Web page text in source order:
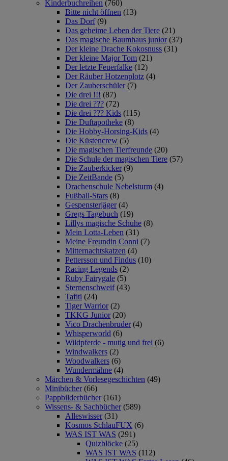
Kinderbuchreihen (760)
Bitte nicht öffnen (13)
Das Dorf (9)
Das geheime Leben der Tiere (21)
Das magische Baumhaus junior (37)
Der kleine Drache Kokosnuss (31)
Der kleine Major Tom (21)
Der letzte Feuerfalke (12)
Der Räuber Hotzenplotz (4)
Der Zauberschüler (7)
Die drei !!! (87)
Die drei ??? (72)
Die drei ??? Kids (115)
Die Duftapotheke (8)
Die Hobby-Horsing-Kids (4)
Die Küstencrew (5)
Die magischen Tierfreunde (20)
Die Schule der magischen Tiere (57)
Die Zauberkicker (9)
Die ZeitBande (5)
Drachenschule Nebelsturm (4)
Fußball-Stars (8)
Gespensterjäger (4)
Gregs Tagebuch (19)
Lillys magische Schuhe (8)
Mein Lotta-Leben (31)
Meine Freundin Conni (7)
Mitternachtskatzen (4)
Pettersson und Findus (10)
Racing Legends (2)
Ruby Fairygale (5)
Sternenschweif (43)
Tafiti (24)
Tiger Warrior (2)
TKKG Junior (20)
Vico Drachenbruder (4)
Whisperworld (6)
Wildpferde - mutig und frei (6)
Windwalkers (2)
Woodwalkers (6)
Wundermähne (4)
Märchen & Vorlesegeschichten (49)
Minibücher (66)
Pappbilderbücher (161)
Wissens- & Sachbücher (589)
Alleswisser (31)
Kosmos SchlauFUX (6)
WAS IST WAS (291)
Quizblöcke (25)
WAS IST WAS (112)